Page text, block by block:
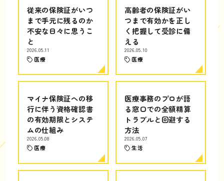
従来の保険証がいつ
まで手元に残るのか
不安な日々に思うこ
と
2026.05.11
医療
高齢者の保険証がい
つまで有効かを正し
く把握して受診に備
える
2026.05.10
医療
マイナ保険証への移
行に伴う資格確認書
の有効期限とシステ
ムの仕組み
2026.05.08
医療
医療事務のプロが語
る窓口での全額精算
トラブルと回避する
方法
2026.05.07
生活